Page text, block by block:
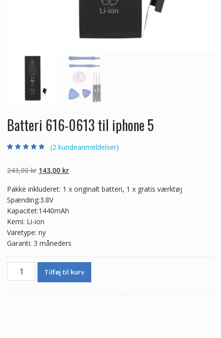
Batteri 616-0613 til iphone 5
baseret på
kundebedømmel
(2 kundeanmeldelser)
243,00kr Den
pris
var:
243,00 kr.
143,00 krDen
pris
143,00 kr.
Pakke inkluderet: 1 x originalt batteri, 1 x gratis værktøj
Spænding:3.8V
Kapacitet:1440mAh
Kemi: Li-ion
Varetype: ny
Garanti: 3 måneders
Batteri
Tilføj til kurv